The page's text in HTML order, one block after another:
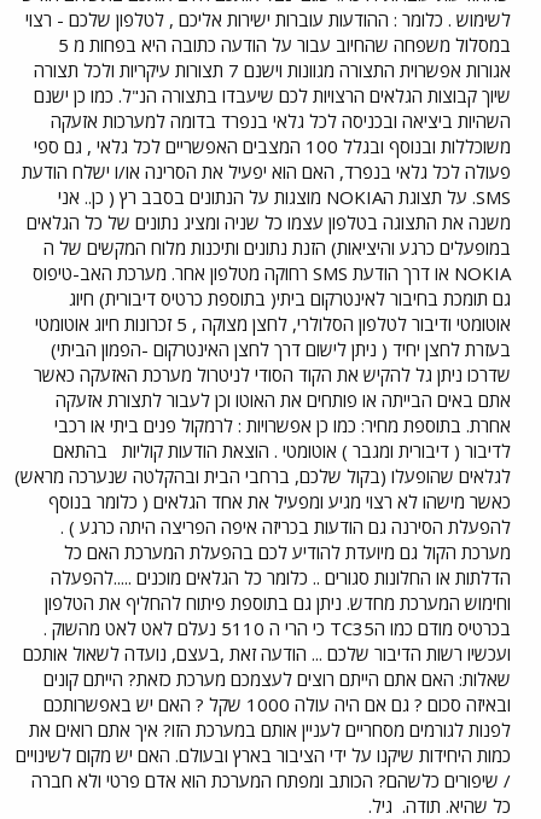
לשימוש . כלומר : ההודעות עוברות ישירות אליכם , לטלפון שלכם - רצוי
במסלול משפחה שהחיוב עבור על הודעה כתובה היא בפחות מ 5
אגורות אפשרוית התצורה מגוונות וישנם 7 תצורות עיקריות ולכל תצורה
שיוך קבוצות הגלאים הרצויות לכם שיעבדו בתצורה הנ"ל. כמו כן ישנם
השהיות ביציאה ובכניסה לכל גלאי בנפרד בדומה למערכות אזעקה
משוכללות ובנוסף ובגלל 100 המצבים האפשריים לכל גלאי , גם ספי
פעולה לכל גלאי בנפרד, האם הוא יפעיל את הסרינה או/ו ישלח הודעת
SMS. על תצוגת הNOKIA מוצגות על הנתונים בסבב רץ ( כן.. אני
משנה את התצוגה בטלפון עצמו כל שניה ומציג נתונים של כל הגלאים
במופעלים כרגע והיציאות) הזנת נתונים ותיכנות מלוח המקשים של ה
NOKIA או דרך הודעת SMS רחוקה מטלפון אחר. מערכת האב-טיפוס
גם תומכת בחיבור לאינטרקום ביתי( בתוספת כרטיס דיבורית) חיוג
אוטומטי ודיבור לטלפון הסלולרי, לחצן מצוקה , 5 זכרונות חיוג אוטומטי
בעזרת לחצן יחיד ( ניתן לישום דרך לחצן האינטרקום -הפמון הביתי)
שדרכו ניתן גל להקיש את הקוד הסודי לניטרול מערכת האזעקה כאשר
אתם באים הבייתה או פותחים את האוטו וכן לעבור לתצורת אזעקה
אחרת. בתוספת מחיר: כמו כן אפשרויות : לרמקול פנים ביתי או רכבי
לדיבור ( דיבורית ומגבר ) אוטומטי . הוצאת הודעות קוליות
בהתאם
לגלאים שהופעלו (בקול שלכם, ברחבי הבית ובהקלטה שנערכה מראש)
כאשר מישהו לא רצוי מגיע ומפעיל את אחד הגלאים ( כלומר בנוסף
להפעלת הסירנה גם הודעות בכריזה איפה הפריצה היתה כרגע ) .
מערכת הקול גם מיועדת להודיע לכם בהפעלת המערכת האם כל
הדלתות או החלונות סגורים .. כלומר כל הגלאים מוכנים .....להפעלה
וחימוש המערכת מחדש. ניתן גם בתוספת פיתוח להחליף את הטלפון
בכרטיס מודם כמו הTC35 כי הרי ה 5110 נעלם לאט לאט מהשוק .
ועכשיו רשות הדיבור שלכם ... הודעה זאת ,בעצם, נועדה לשאול אותכם
שאלות: האם אתם הייתם רוצים לעצמכם מערכת כזאת? הייתם קונים
ובאיזה סכום ? גם אם היה עולה 1000 שקל ? האם יש באפשרותכם
לפנות לגורמים מסחריים לעניין אותם במערכת הזו? איך אתם רואים את
כמות היחידות שיקנו על ידי הציבור בארץ ובעולם. האם יש מקום לשינויים
/ שיפורים כלשהם? הכותב ומפתח המערכת הוא אדם פרטי ולא חברה
כל שהיא. תודה. גיל.